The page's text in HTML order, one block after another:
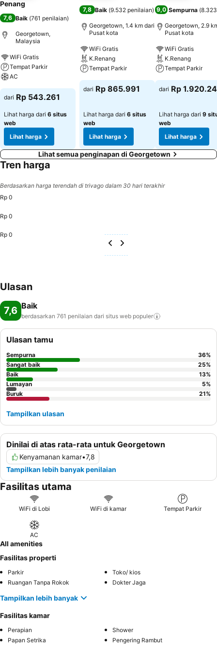
Penang
7,6 Baik (761 penilaian)
Georgetown,
Malaysia
WiFi Gratis
Tempat Parkir
AC
dari Rp 543.261
Lihat harga dari 6 situs
web
Lihat harga
7,8 Baik (9.532 penilaian)
Georgetown, 1.4 km dari
Pusat kota
WiFi Gratis
K.Renang
Tempat Parkir
dari Rp 865.991
Lihat harga dari 6 situs
web
Lihat harga
9,0 Sempurna (
Georgetown, 2.9
Pusat kota
WiFi Gratis
K.Renang
Tempat Parkir
dari Rp
Lihat harga dari 9
web
Lihat harga
Lihat semua penginapan di Georgetown
Tren harga
Berdasarkan harga terendah di trivago dalam 30 hari terakhir
Rp 0
Rp 0
Rp 0
Ulasan
7,6 Baik
berdasarkan 761 penilaian dari situs web populer
Dinilai di atas rata-rata untuk Georgetown
Kenyamanan kamar•7,8
Tampilkan lebih banyak penilaian
Ulasan tamu
Sempurna 36%
Sangat baik
25%
Baik
13%
Lumayan
5%
Buruk
21%
Tampilkan ulasan
Fasilitas utama
WiFi di Lobi WiFi di kamar Tempat Parkir
AC
All amenities
Fasilitas properti
Parkir
Toko/ kios
Ruangan Tanpa Rokok
Dokter Jaga
Tampilkan lebih banyak
Fasilitas kamar
Perapian
Shower
Papan Setrika
Pengering Rambut